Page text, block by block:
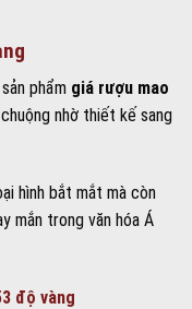
phẩm giá rượu mao
nhờ thiết kế sang
hình bắt mắt mà còn
mắn trong văn hóa Á
độ vàng